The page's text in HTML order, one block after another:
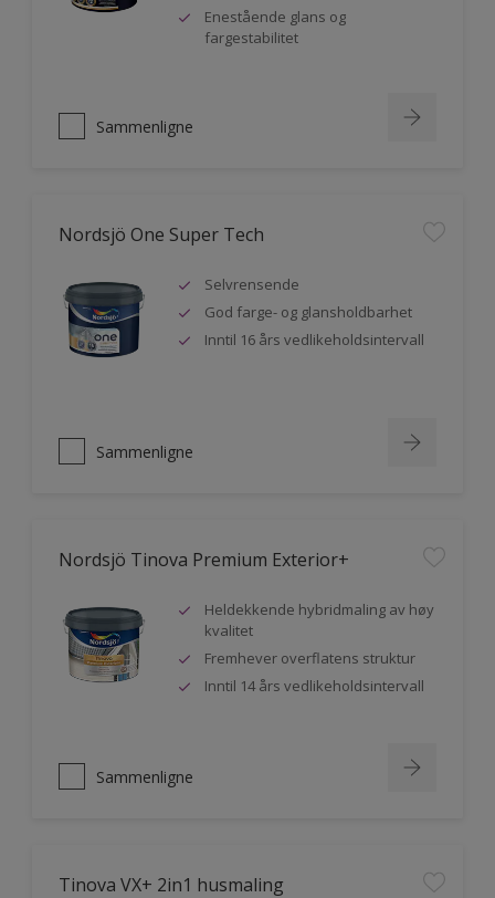
Enestående glans og
fargestabilitet
Sammenligne
Nordsjö One Super Tech
Selvrensende
God farge- og glansholdbarhet
Inntil 16 års vedlikeholdsintervall
Sammenligne
Nordsjö Tinova Premium Exterior+
Heldekkende hybridmaling av høy
kvalitet
Fremhever overflatens struktur
Inntil 14 års vedlikeholdsintervall
Sammenligne
Tinova VX+ 2in1 husmaling